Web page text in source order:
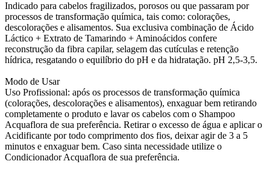
Indicado para cabelos fragilizados, porosos ou que passaram por
processos de transformação química, tais como: colorações,
descolorações e alisamentos. Sua exclusiva combinação de Ácido
Láctico + Extrato de Tamarindo + Aminoácidos confere
reconstrução da fibra capilar, selagem das cutículas e retenção
hídrica, resgatando o equilíbrio do pH e da hidratação. pH 2,5-3,5.
Modo de Usar
Uso Profissional: após os processos de transformação química
(colorações, descolorações e alisamentos), enxaguar bem retirando
completamente o produto e lavar os cabelos com o Shampoo
Acquaflora de sua preferência. Retirar o excesso de água e aplicar o
Acidificante por todo comprimento dos fios, deixar agir de 3 a 5
minutos e enxaguar bem. Caso sinta necessidade utilize o
Condicionador Acquaflora de sua preferência.